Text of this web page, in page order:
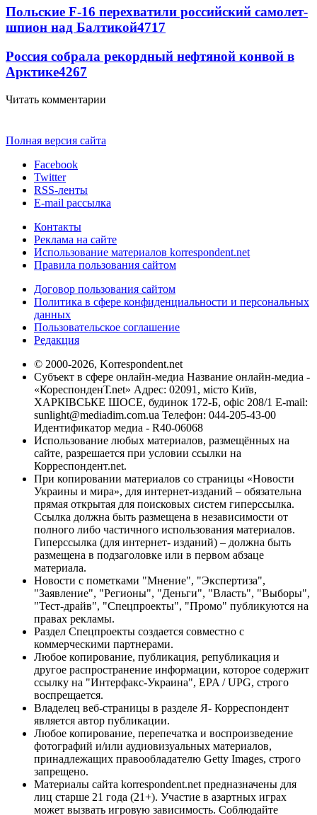
Польские F-16 перехватили российский самолет-
шпион над Балтикой4717
Россия собрала рекордный нефтяной конвой в
Арктике4267
Читать комментарии
Полная версия сайта
Facebook
Twitter
RSS-ленты
E-mail рассылка
Контакты
Реклама на сайте
Использование материалов korrespondent.net
Правила пользования сайтом
Договор пользования сайтом
Политика в сфере конфиденциальности и персональных
данных
Пользовательское соглашение
Редакция
© 2000-2026, Korrespondent.net
Субъект в сфере онлайн-медиа Название онлайн-медиа -
«КореспонденТ.net» Адрес: 02091, місто Київ,
ХАРКІВСЬКЕ ШОСЕ, будинок 172-Б, офіс 208/1 E-mail:
sunlight@mediadim.com.ua Телефон: 044-205-43-00
Идентификатор медиа - R40-06068
Использование любых материалов, размещённых на
сайте, разрешается при условии ссылки на
Корреспондент.net.
При копировании материалов со страницы «Новости
Украины и мира», для интернет-изданий – обязательна
прямая открытая для поисковых систем гиперссылка.
Ссылка должна быть размещена в независимости от
полного либо частичного использования материалов.
Гиперссылка (для интернет- изданий) – должна быть
размещена в подзаголовке или в первом абзаце
материала.
Новости с пометками "Мнение", "Экспертиза",
"Заявление", "Регионы", "Деньги", "Власть", "Выборы",
"Тест-драйв", "Спецпроекты", "Промо" публикуются на
правах рекламы.
Раздел Спецпроекты создается совместно с
коммерческими партнерами.
Любое копирование, публикация, републикация и
другое распространение информации, которое содержит
ссылку на "Интерфакс-Украина", EPA / UPG, строго
воспрещается.
Владелец веб-страницы в разделе Я- Корреспондент
является автор публикации.
Любое копирование, перепечатка и воспроизведение
фотографий и/или аудиовизуальных материалов,
принадлежащих правообладателю Getty Images, строго
запрещено.
Материалы сайта korrespondent.net предназначены для
лиц старше 21 года (21+). Участие в азартных играх
может вызвать игровую зависимость. Соблюдайте